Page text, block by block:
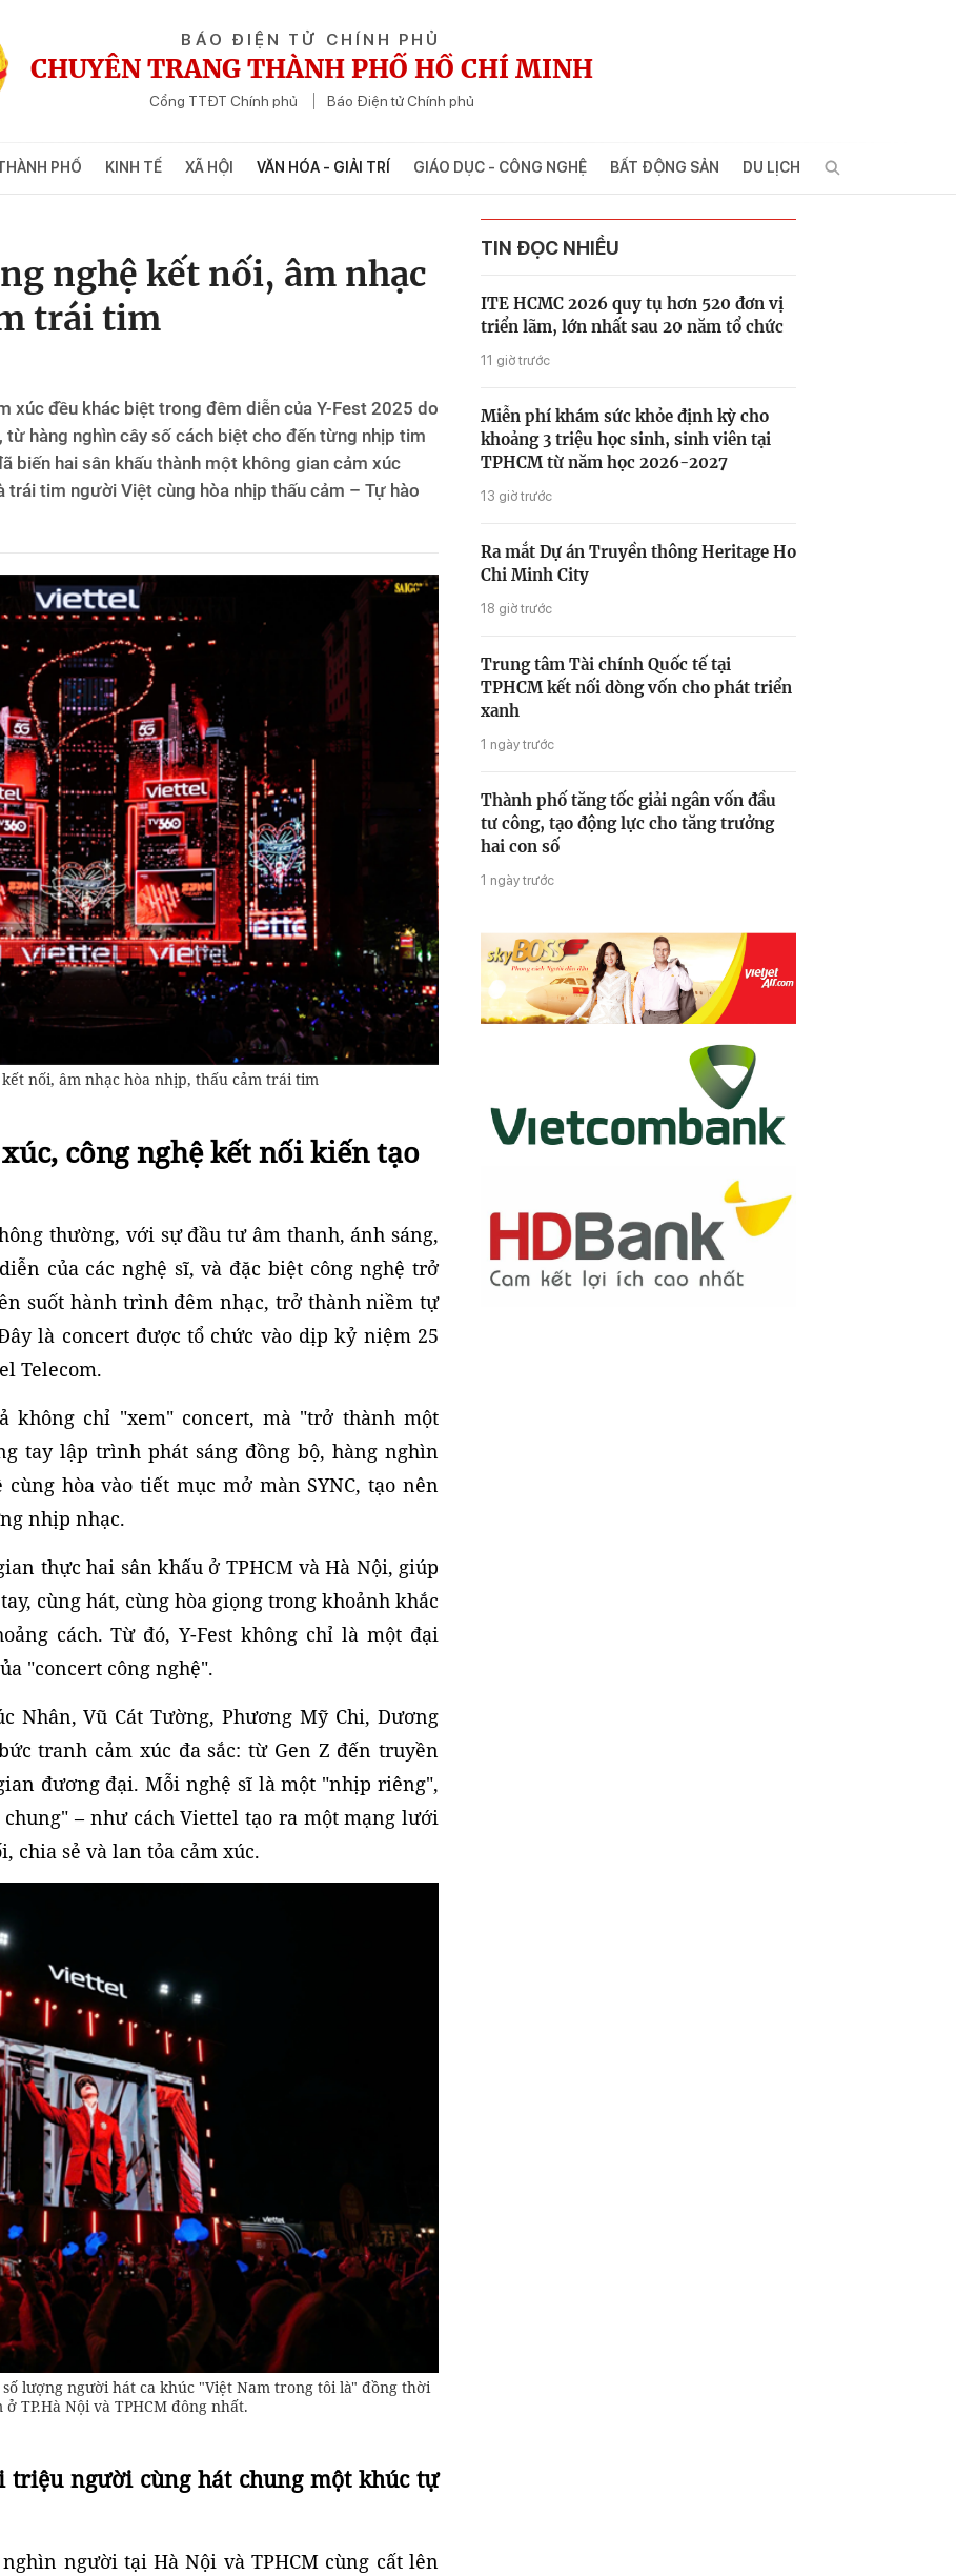
BÁO ĐIỆN TỬ CHÍNH PHỦ
CHUYÊN TRANG THÀNH PHỐ HỒ CHÍ MINH
Cổng TTĐT Chính phủ Báo Điện tử Chính phủ
PHỐ KINH TẾ XÃ HỘI VĂN HÓA - GIẢI TRÍ GIÁO DỤC - CÔNG NGHỆ BẤT ĐỘNG SẢN DU LỊCH
nghệ kết nối, âm nhạc
trái tim
xúc đều khác biệt trong đêm diễn của Y-Fest 2025 do
hàng nghìn cây số cách biệt cho đến từng nhịp tim
biến hai sân khấu thành một không gian cảm xúc
trái tim người Việt cùng hòa nhịp thấu cảm – Tự hào
kết nối, âm nhạc hòa nhịp, thấu cảm trái tim
công nghệ kết nối kiến tạo
thường, với sự đầu tư âm thanh, ánh sáng,
của các nghệ sĩ, và đặc biệt công nghệ trở
suốt hành trình đêm nhạc, trở thành niềm tự
là concert được tổ chức vào dịp kỷ niệm 25
Telecom.
không chỉ "xem" concert, mà "trở thành một
tay lập trình phát sáng đồng bộ, hàng nghìn
hòa vào tiết mục mở màn SYNC, tạo nên
nhịp nhạc.
thực hai sân khấu ở TPHCM và Hà Nội, giúp
cùng hát, cùng hòa giọng trong khoảnh khắc
cách. Từ đó, Y-Fest không chỉ là một đại
"concert công nghệ".
Nhân, Vũ Cát Tường, Phương Mỹ Chi, Dương
tranh cảm xúc đa sắc: từ Gen Z đến truyền
đương đại. Mỗi nghệ sĩ là một "nhịp riêng",
– như cách Viettel tạo ra một mạng lưới
chia sẻ và lan tỏa cảm xúc.
lượng người hát ca khúc "Việt Nam trong tôi là" đồng thời
TP.Hà Nội và TPHCM đông nhất.
người cùng hát chung một khúc tự
người tại Hà Nội và TPHCM cùng cất lên
TIN ĐỌC NHIỀU
ITE HCMC 2026 quy tụ hơn 520 đơn vị
triển lãm, lớn nhất sau 20 năm tổ chức
11 giờ trước
Miễn phí khám sức khỏe định kỳ cho
khoảng 3 triệu học sinh, sinh viên tại
TPHCM từ năm học 2026-2027
13 giờ trước
Ra mắt Dự án Truyền thông Heritage Ho
Chi Minh City
18 giờ trước
Trung tâm Tài chính Quốc tế tại
TPHCM kết nối dòng vốn cho phát triển
xanh
1 ngày trước
Thành phố tăng tốc giải ngân vốn đầu
tư công, tạo động lực cho tăng trưởng
hai con số
1 ngày trước